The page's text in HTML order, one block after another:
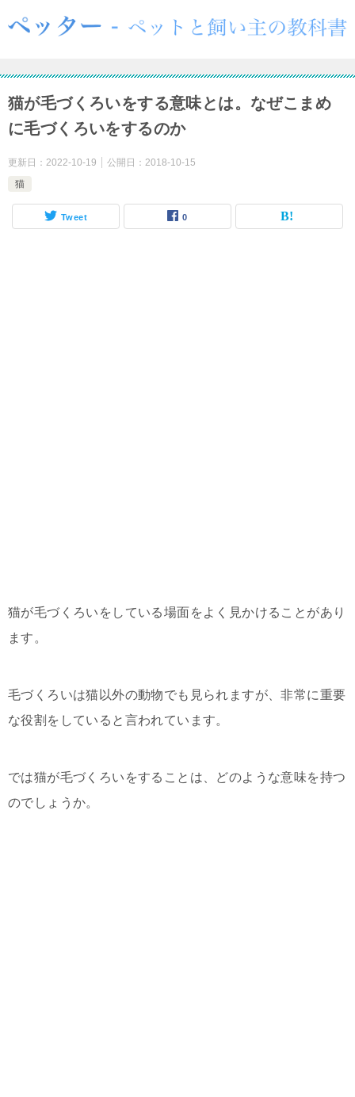
猫が毛づくろいをする意味とは。なぜこまめ
に毛づくろいをするのか
更新日： 2022-10-19 公開日： 2018-10-15
猫
Tweet 0
猫が毛づくろいをしている場面をよく見かけることがあり
ます。
毛づくろいは猫以外の動物でも見られますが、非常に重要
な役割をしていると言われています。
では猫が毛づくろいをすることは、どのような意味を持つ
のでしょうか。